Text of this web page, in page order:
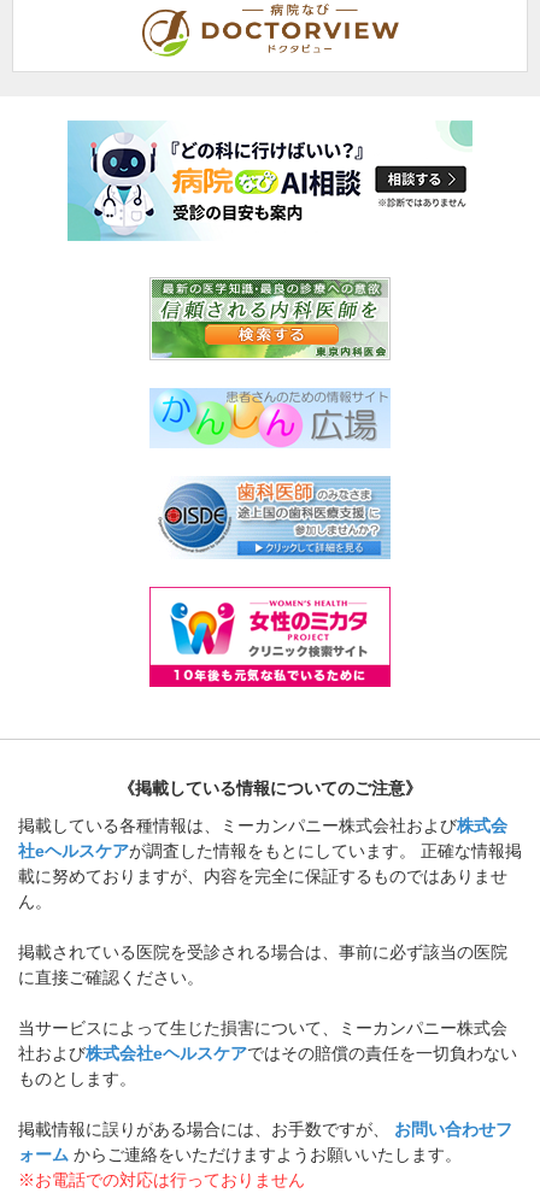
《掲載している情報についてのご注意》
掲載している各種情報は、ミーカンパニー株式会社および株式会
社eヘルスケアが調査した情報をもとにしています。 正確な情報掲
載に努めておりますが、内容を完全に保証するものではありませ
ん。
掲載されている医院を受診される場合は、事前に必ず該当の医院
に直接ご確認ください。
当サービスによって生じた損害について、ミーカンパニー株式会
社および株式会社eヘルスケアではその賠償の責任を一切負わない
ものとします。
掲載情報に誤りがある場合には、お手数ですが、 お問い合わせフ
ォーム からご連絡をいただけますようお願いいたします。
※お電話での対応は行っておりません